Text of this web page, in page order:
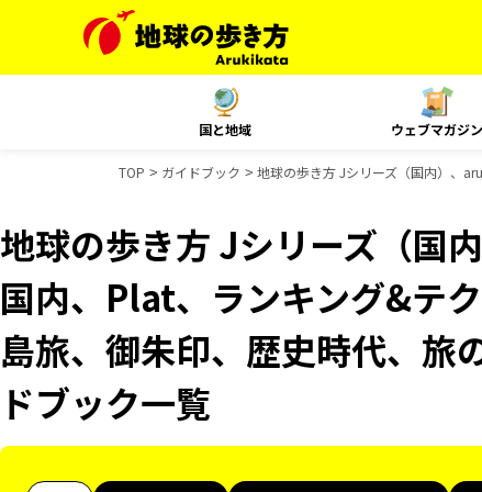
国と地域 ウェブマガジン
TOP ガイドブック 地球の歩き方 Jシリーズ（国内）、
地球の歩き方 Jシリーズ（国
国内、Plat、ランキング&テ
島旅、御朱印、歴史時代、旅
ドブック一覧